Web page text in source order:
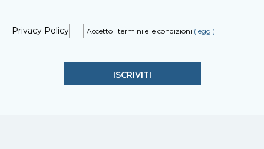
Privacy Policy Accetto i termini e le condizioni (leggi)